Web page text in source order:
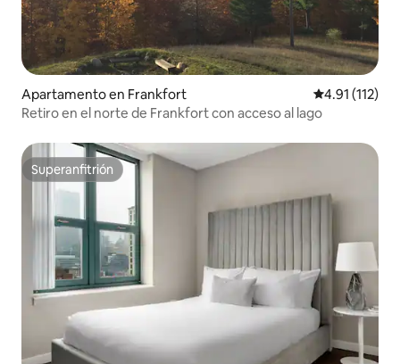
Apartamento en Frankfort Calificación
4.91 (112)
Retiro en el norte de Frankfort con acceso al lago
Superanfitrión
Superanfitrión